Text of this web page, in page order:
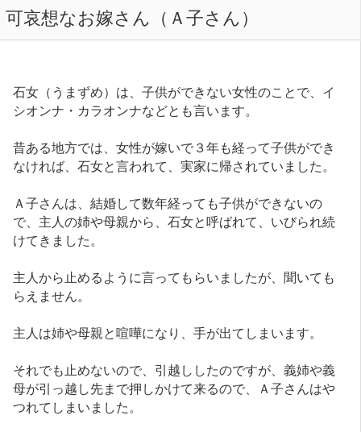
可哀想なお嫁さん（Ａ子さん）
石女（うまずめ）は、子供ができない女性のことで、イ
シオンナ・カラオンナなどとも言います。
昔ある地方では、女性が嫁いで３年も経って子供ができ
なければ、石女と言われて、実家に帰されていました。
Ａ子さんは、結婚して数年経っても子供ができないの
で、主人の姉や母親から、石女と呼ばれて、いびられ続
けてきました。
主人から止めるように言ってもらいましたが、聞いても
らえません。
主人は姉や母親と喧嘩になり、手が出てしまいます。
それでも止めないので、引越ししたのですが、義姉や義
母が引っ越し先まで押しかけて来るので、Ａ子さんはや
つれてしまいました。